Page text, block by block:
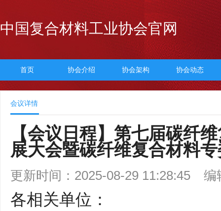
中国复合材料工业协会官网
首页 协会介绍 协会架构 协会动态
会议详情
【会议日程】第七届碳纤
展大会暨碳纤维复合材料
更新时间：2025-08-29 11:28:45 编
各相关单位：